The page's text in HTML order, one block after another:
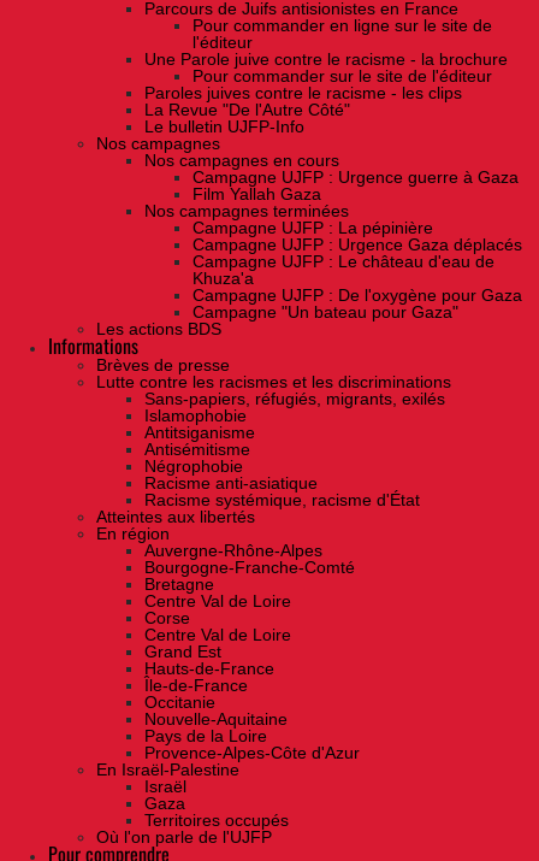
Parcours de Juifs antisionistes en France
Pour commander en ligne sur le site de
l'éditeur
Une Parole juive contre le racisme - la brochure
Pour commander sur le site de l'éditeur
Paroles juives contre le racisme - les clips
La Revue "De l'Autre Côté"
Le bulletin UJFP-Info
Nos campagnes
Nos campagnes en cours
Campagne UJFP : Urgence guerre à Gaza
Film Yallah Gaza
Nos campagnes terminées
Campagne UJFP : La pépinière
Campagne UJFP : Urgence Gaza déplacés
Campagne UJFP : Le château d'eau de
Khuza'a
Campagne UJFP : De l'oxygène pour Gaza
Campagne "Un bateau pour Gaza"
Les actions BDS
Informations
Brèves de presse
Lutte contre les racismes et les discriminations
Sans-papiers, réfugiés, migrants, exilés
Islamophobie
Antitsiganisme
Antisémitisme
Négrophobie
Racisme anti-asiatique
Racisme systémique, racisme d'État
Atteintes aux libertés
En région
Auvergne-Rhône-Alpes
Bourgogne-Franche-Comté
Bretagne
Centre Val de Loire
Corse
Centre Val de Loire
Grand Est
Hauts-de-France
Île-de-France
Occitanie
Nouvelle-Aquitaine
Pays de la Loire
Provence-Alpes-Côte d'Azur
En Israël-Palestine
Israël
Gaza
Territoires occupés
Où l'on parle de l'UJFP
Pour comprendre